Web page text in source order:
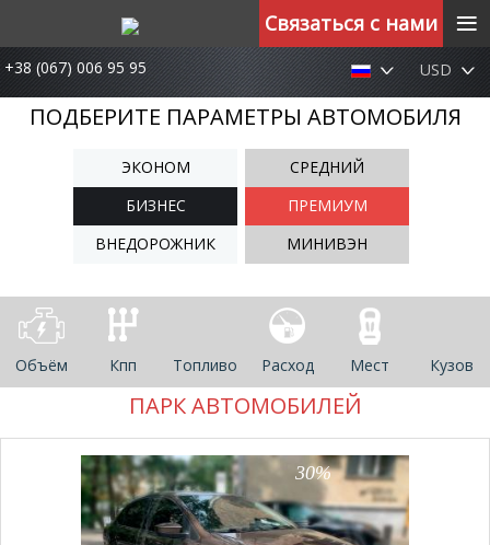
+38 (067) 006 95 95 USD
ПОДБЕРИТЕ ПАРАМЕТРЫ АВТОМОБИЛЯ
ЭКОНОМ
СРЕДНИЙ
БИЗНЕС
ПРЕМИУМ
ВНЕДОРОЖНИК
МИНИВЭН
Объём Кпп Топливо Расход Мест Кузов
ПАРК АВТОМОБИЛЕЙ
30%
Связаться с нами ≡